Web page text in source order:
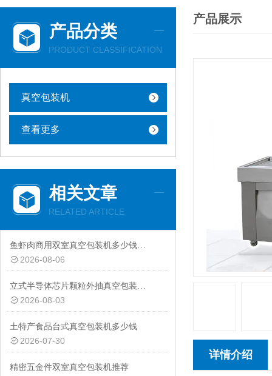
产品分类
PRODUCT CLASSIFICATION
真空包装机
查看更多
相关文章
RELATED ARTICLE
鱼虾肉商用双室真空包装机多少钱一台
2026-08-06
立式半导体芯片颗粒外抽真空包装机厂家
2026-08-03
土特产食品台式真空包装机多少钱
2026-07-30
精密五金件双室真空包装机推荐
产品展示
详情介绍